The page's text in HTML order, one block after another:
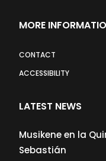
MORE
CONTACT
ACCESSIBILITY
LATEST NEWS
Musikene en la
Sebastián